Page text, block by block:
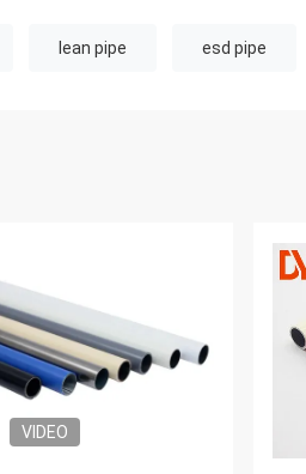
lean pipe esd pipe
VIDEO